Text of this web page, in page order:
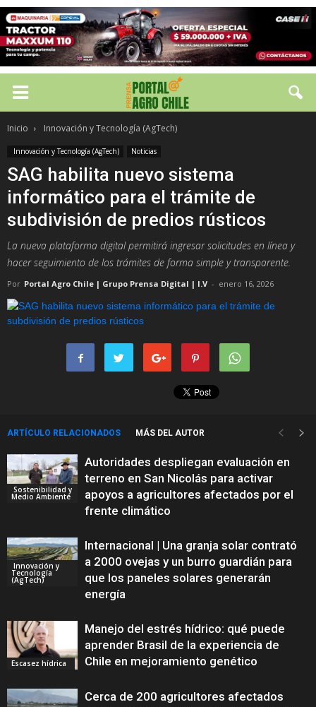
Inicio Innovación y Tecnología (AgTech)
Innovación y Tecnología (AgTech) Noticias
SAG habilita nuevo sistema
informático para el trámite de
subdivisión de predios rústicos
La nueva plataforma digital permitirá ingresar solicitudes en línea y
hacer seguimiento de los trámites de forma simple y transparente.
Por Portal Agro Chile | Grupo Prensa Digital | I.V - enero 16, 2026
ARTÍCULO RELACIONADOS MÁS DEL AUTOR
Sostenibilidad y
Medio Ambiente
Autoridades despliegan evaluación en
terreno en San Nicolás para activar
apoyos a agricultores afectados por el
frente climático
Innovación y
Tecnología
(AgTech)
Internacional | Una granja solar contrató
a 2000 ovejas y un burro guardián para
que los paneles solares generarán
energía
Escasez hídrica
Manejo del estrés hídrico: qué puede
aprender Brasil de la experiencia de
Chile en mejoramiento genético
Cerca de 200 agricultores afectados